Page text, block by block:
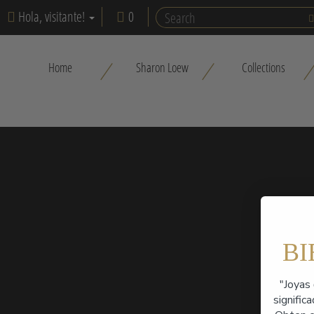
Hola, visitante! 0
Home Sharon Loew Collections